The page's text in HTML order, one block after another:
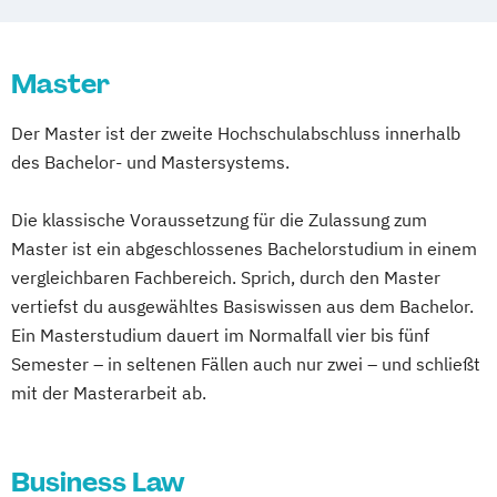
Master
Der Master ist der zweite Hochschulabschluss innerhalb
des Bachelor- und Mastersystems.
Die klassische Voraussetzung für die Zulassung zum
Master ist ein abgeschlossenes Bachelorstudium in einem
vergleichbaren Fachbereich. Sprich, durch den Master
vertiefst du ausgewähltes Basiswissen aus dem Bachelor.
Ein Masterstudium dauert im Normalfall vier bis fünf
Semester – in seltenen Fällen auch nur zwei – und schließt
mit der Masterarbeit ab.
Business Law